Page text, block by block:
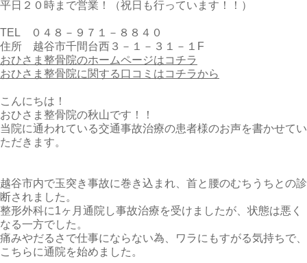
平日２０時まで営業！（祝日も行っています！！）
TEL ０４８－９７１－８８４０
住所 越谷市千間台西３－１－３１－１F
おひさま整骨院のホームページはコチラ
おひさま整骨院に関する口コミはコチラから
こんにちは！
おひさま整骨院の秋山です！！
当院に通われている交通事故治療の患者様のお声を書かせてい
ただきます。
越谷市内で玉突き事故に巻き込まれ、首と腰のむちうちとの診
断されました。
整形外科に1ヶ月通院し事故治療を受けましたが、状態は悪く
なる一方でした。
痛みやだるさで仕事にならない為、ワラにもすがる気持ちで、
こちらに通院を始めました。